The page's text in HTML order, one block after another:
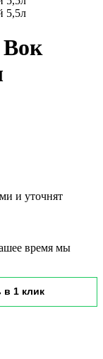
и уточнят
время мы